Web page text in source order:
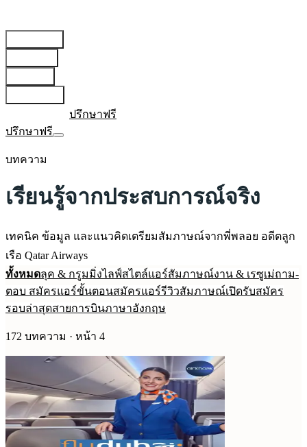
ปรึกษาฟรี
ปรึกษาฟรี
บทความ
เรียนรู้จากประสบการณ์จริง
เทคนิค ข้อมูล และแนวคิดเตรียมสัมภาษณ์จากพี่พลอย อดีตลูก
เรือ Qatar Airways
ทั้งหมดลุค & กรูมมิ่งไลฟ์สไตล์แอร์สัมภาษณ์งาน & เรซูเม่ถาม-
ตอบ สมัครแอร์ขั้นตอนสมัครแอร์รีวิวสัมภาษณ์เปิดรับสมัคร
รอบล่าสุดสายการบินภาษาอังกฤษ
172 บทความ · หน้า 4